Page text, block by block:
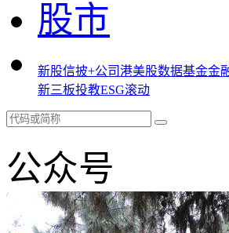
股市
新股信披+公司港美股数据基金金
新三板投教ESG滚动
公众号